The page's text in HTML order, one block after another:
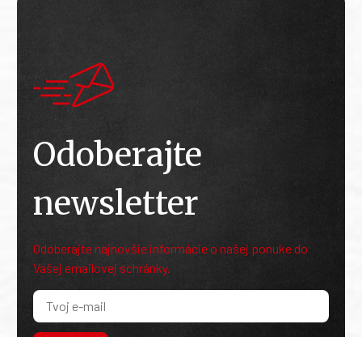
Odoberajte
newsletter
Odoberajte najnovšie informácie o našej ponuke do
Vašej emailovej schránky.